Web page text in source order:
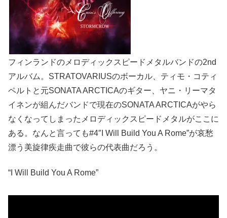
フィンランドのメロディックスピードメタルバンドの2nd
アルバム。STRATOVARIUSのボーカル、ティモ・コティ
ペルトと元SONATA ARCTICAのギター、ヤニ・リーマタ
イネンが組んだバンドで現在のSONATA ARCTICAがやら
なくなってしまったメロディックスピードメタルがここに
ある。なんと言っても#4″I Will Build You A Rome”が哀愁
漂う美旋律疾走曲で彼らの代表曲だろう。
“I Will Build You A Rome”